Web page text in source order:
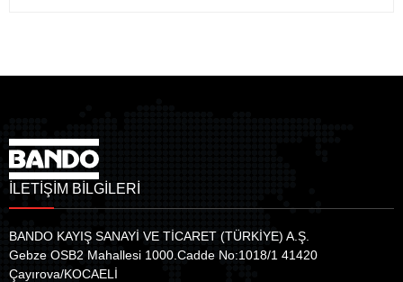
İLETİŞİM BİLGİLERİ
BANDO KAYIŞ SANAYİ VE TİCARET (TÜRKİYE) A.Ş.
Gebze OSB2 Mahallesi 1000.Cadde No:1018/1 41420
Çayırova/KOCAELİ